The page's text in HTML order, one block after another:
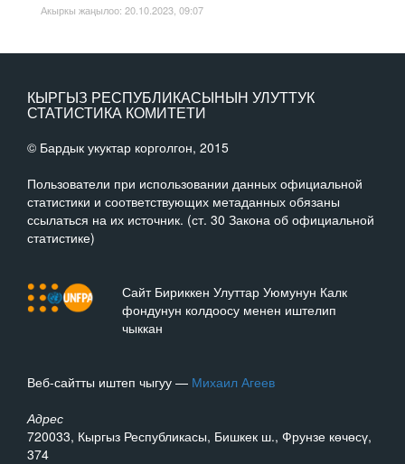
Акыркы жаңылоо: 20.10.2023, 09:07
КЫРГЫЗ РЕСПУБЛИКАСЫНЫН УЛУТТУК
СТАТИСТИКА КОМИТЕТИ
© Бардык укуктар корголгон, 2015
Пользователи при использовании данных официальной
статистики и соответствующих метаданных обязаны
ссылаться на их источник. (ст. 30 Закона об официальной
статистике)
Сайт Бириккен Улуттар Уюмунун Калк
фондунун колдоосу менен иштелип
чыккан
Веб-сайтты иштеп чыгуу — Михаил Агеев
Адрес
720033, Кыргыз Республикасы, Бишкек ш., Фрунзе көчөсү,
374